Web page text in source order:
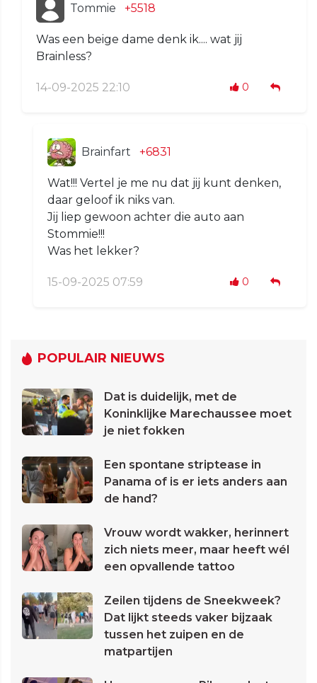
Tommie +5518
Was een beige dame denk ik.... wat jij
Brainless?
14-09-2025 22:10 0
Brainfart +6831
Wat!!! Vertel je me nu dat jij kunt denken,
daar geloof ik niks van.
Jij liep gewoon achter die auto aan
Stommie!!!
Was het lekker?
15-09-2025 07:59 0
POPULAIR NIEUWS
Dat is duidelijk, met de
Koninklijke Marechaussee moet
je niet fokken
Een spontane striptease in
Panama of is er iets anders aan
de hand?
Vrouw wordt wakker, herinnert
zich niets meer, maar heeft wél
een opvallende tattoo
Zeilen tijdens de Sneekweek?
Dat lijkt steeds vaker bijzaak
tussen het zuipen en de
matpartijen